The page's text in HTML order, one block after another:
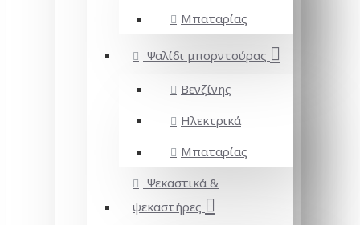
Μπαταρίας
Ψαλίδι μπορντούρας
Βενζίνης
Ηλεκτρικά
Μπαταρίας
Ψεκαστικά &
ψεκαστήρες